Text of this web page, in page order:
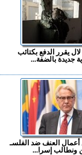
يقرر الدفع بكتائب
جديدة بالضفة...
أعمال العنف ضد الفلسـ
ونطالب إسرا...